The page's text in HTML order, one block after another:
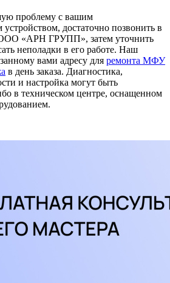
проблему с вашим
достаточно позвонить в
«АРН ГРУПП», затем уточнить
неполадки в его работе. Наш
вами адресу для ремонта МФУ
в день заказа. Диагностика,
и настройка могут быть
в техническом центре, оснащенном